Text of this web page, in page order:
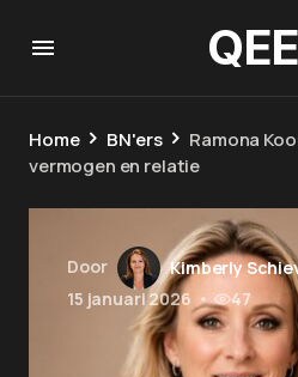
Home BN'ers
Ramona
vermogen en relatie
Door
Kimberly
15 januari 2026 • 47